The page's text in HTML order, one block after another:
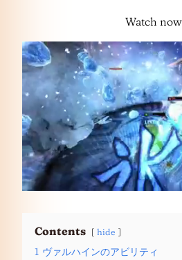
Watch
Contents hide
1 ヴァルハインのアビリティ